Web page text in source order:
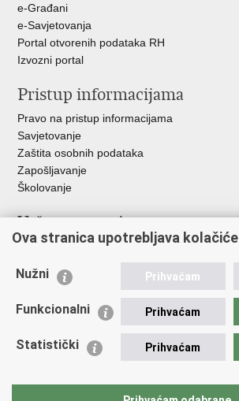
e-Građani
e-Savjetovanja
Portal otvorenih podataka RH
Izvozni portal
Pristup informacijama
Pravo na pristup informacijama
Savjetovanje
Zaštita osobnih podataka
Zapošljavanje
Školovanje
Važne poveznice
Ministarstvo unutarnjih poslova
Udruge
Policijska akademija
Zaklada policijske solidarnosti
Vučetić"
Ova stranica upotrebljava kolačiće
Nužni Prihvaćam
Funkcionalni Prihvaćam
Statistički Prihvaćam